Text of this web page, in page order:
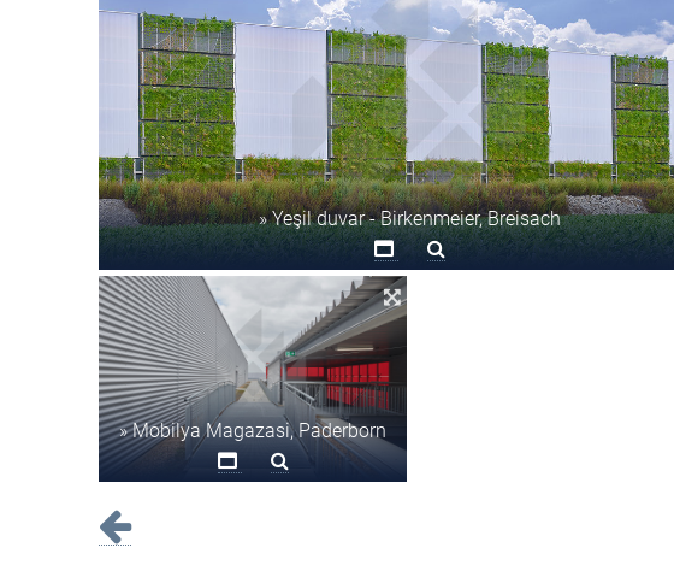
» Yeşil duvar - Birkenmeier, Breisach
» Mobilya Magazasi, Paderborn